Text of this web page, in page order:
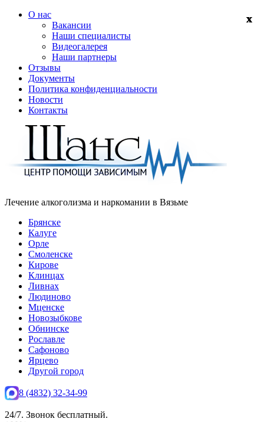
О нас
Вакансии
Наши специалисты
Видеогалерея
Наши партнеры
Отзывы
Документы
Политика конфиденциальности
Новости
Контакты
Лечение алкоголизма и наркомании в Вязьме
Брянске
Калуге
Орле
Смоленске
Кирове
Клинцах
Ливнах
Людиново
Мценске
Новозыбкове
Обнинске
Рославле
Сафоново
Ярцево
Другой город
8 (4832) 32-34-99
24/7. Звонок бесплатный.